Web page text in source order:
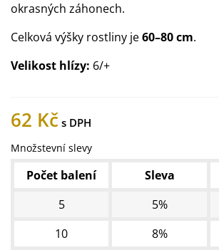
okrasných záhonech.
Celková výšky rostliny je60–80 cm.
Velikost hlízy: 6/+
62 Kč
Množstevní slevy
Počet balení Sleva
5
5%
10
8%